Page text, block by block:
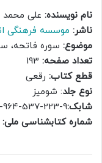
بود.
نام نویسنده: علی محمد
ناشر: موسسه فرهنگی
موضوع: سوره فاتحه،
تعداد صفحه:
قطع کتاب: رقعی
نوع جلد: شومیز
شابک:9-223-537-964-978
شماره کتابشناسی ملی: